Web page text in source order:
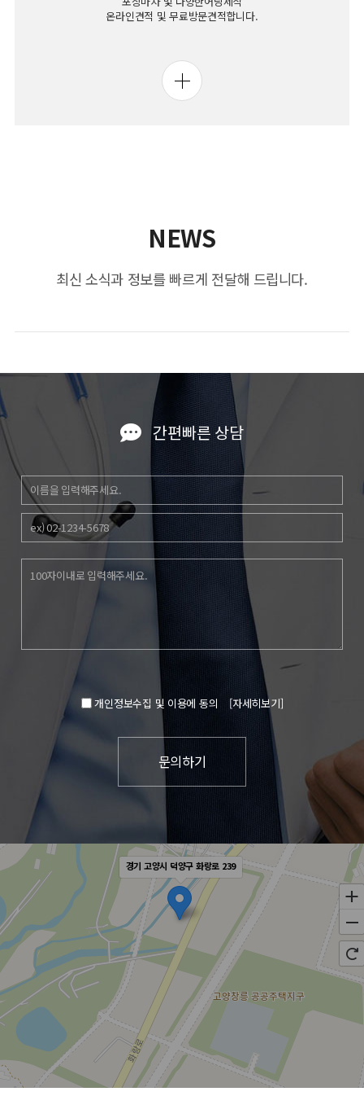
온라인견적 및 무료방문견적합니다.
NEWS
최신 소식과 정보를 빠르게 전달해 드립니다.
간편빠른 상담
개인정보수집 및 이용에 동의 [자세히보기]
경기 고양시 덕양구 화랑로 239